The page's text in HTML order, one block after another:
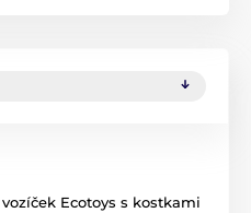
Ecotoys s kostkami